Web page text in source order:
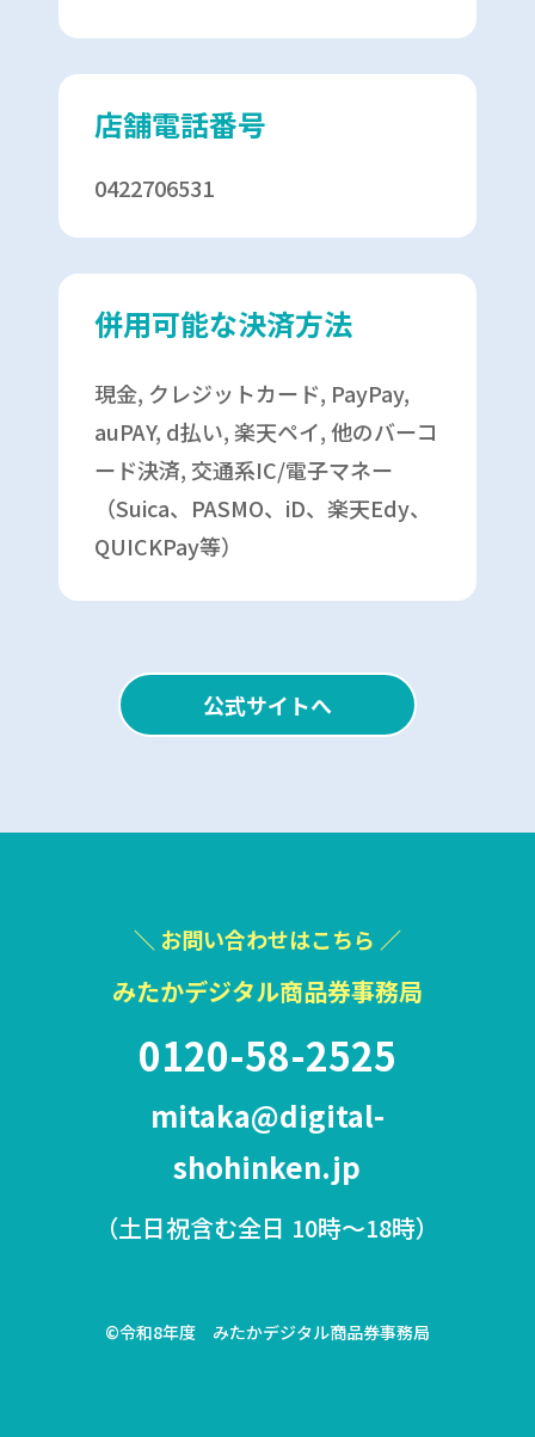
店舗電話番号
0422706531
併用可能な決済方法
現金, クレジットカード, PayPay,
auPAY, d払い, 楽天ペイ, 他のバーコ
ード決済, 交通系IC/電子マネー
（Suica、PASMO、iD、楽天Edy、
QUICKPay等）
公式サイトへ
＼ お問い合わせはこちら ／
みたかデジタル商品券事務局
0120-58-2525
mitaka@digital-
shohinken.jp
（土日祝含む全日 10時〜18時）
©令和8年度 みたかデジタル商品券事務局